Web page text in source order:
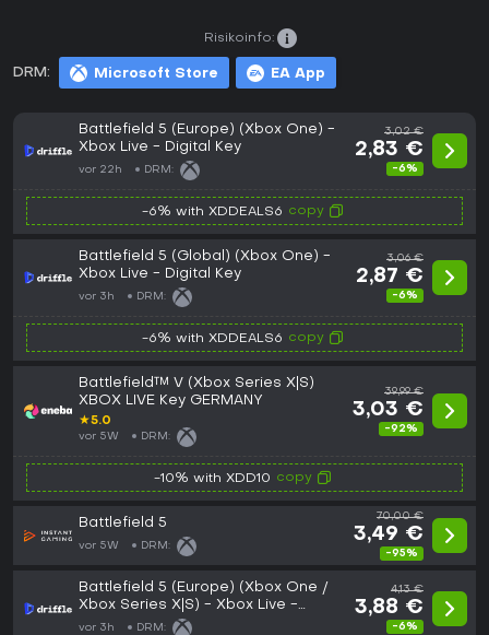
DRM: Microsoft Store EA App
Risikoinfo:
Battlefield 5 (Europe) (Xbox One) -
Xbox Live - Digital Key
vor 22h DRM:
3,02 €
2,83 €
-6%
-6% with XDDEALS6 copy
Battlefield 5 (Global) (Xbox One) -
Xbox Live - Digital Key
vor 3h DRM:
3,06 €
2,87 €
-6%
-6% with XDDEALS6 copy
Battlefield™ V (Xbox Series X|S)
XBOX LIVE Key GERMANY
★5.0
vor 5W DRM:
39,99 €
3,03 €
-92%
-10% with XDD10 copy
Battlefield 5
vor 5W DRM:
70,00 €
3,49 €
-95%
Battlefield 5 (Europe) (Xbox One /
Xbox Series X|S) - Xbox Live -
Digital Key
vor 3h DRM:
4,13 €
3,88 €
-6%